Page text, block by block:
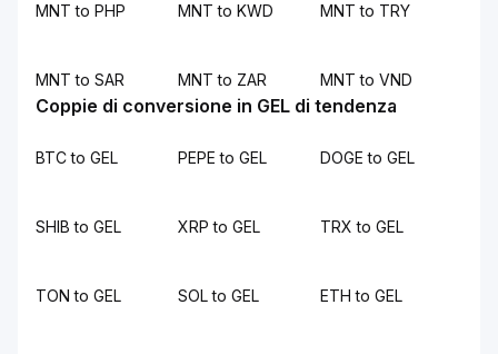
MNT to PHP MNT to KWD MNT to TRY
MNT to SAR MNT to ZAR MNT to VND
Coppie di conversione in GEL di tendenza
BTC to GEL PEPE to GEL DOGE to GEL
SHIB to GEL XRP to GEL TRX to GEL
TON to GEL SOL to GEL ETH to GEL